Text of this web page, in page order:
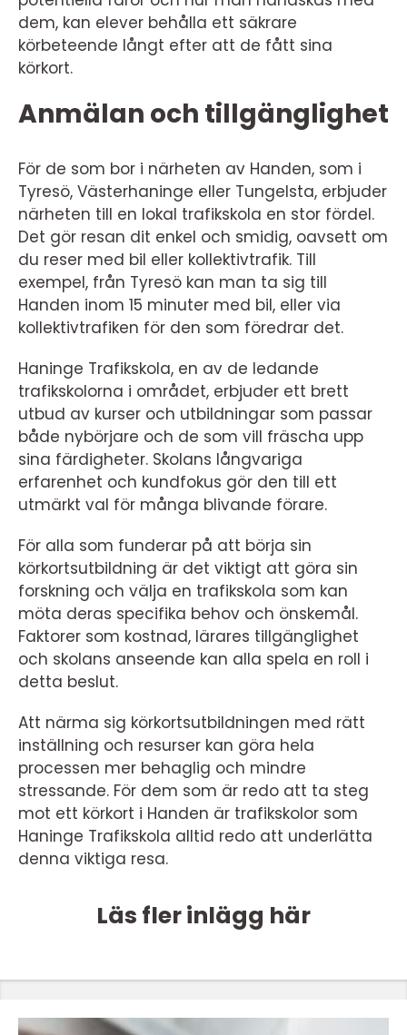
dem, kan elever behålla ett säkrare
körbeteende långt efter att de fått sina
körkort.
Anmälan och tillgänglighet
För de som bor i närheten av Handen, som i
Tyresö, Västerhaninge eller Tungelsta, erbjuder
närheten till en lokal trafikskola en stor fördel.
Det gör resan dit enkel och smidig, oavsett om
du reser med bil eller kollektivtrafik. Till
exempel, från Tyresö kan man ta sig till
Handen inom 15 minuter med bil, eller via
kollektivtrafiken för den som föredrar det.
Haninge Trafikskola, en av de ledande
trafikskolorna i området, erbjuder ett brett
utbud av kurser och utbildningar som passar
både nybörjare och de som vill fräscha upp
sina färdigheter. Skolans långvariga
erfarenhet och kundfokus gör den till ett
utmärkt val för många blivande förare.
För alla som funderar på att börja sin
körkortsutbildning är det viktigt att göra sin
forskning och välja en trafikskola som kan
möta deras specifika behov och önskemål.
Faktorer som kostnad, lärares tillgänglighet
och skolans anseende kan alla spela en roll i
detta beslut.
Att närma sig körkortsutbildningen med rätt
inställning och resurser kan göra hela
processen mer behaglig och mindre
stressande. För dem som är redo att ta steg
mot ett körkort i Handen är trafikskolor som
Haninge Trafikskola alltid redo att underlätta
denna viktiga resa.
Läs fler inlägg här